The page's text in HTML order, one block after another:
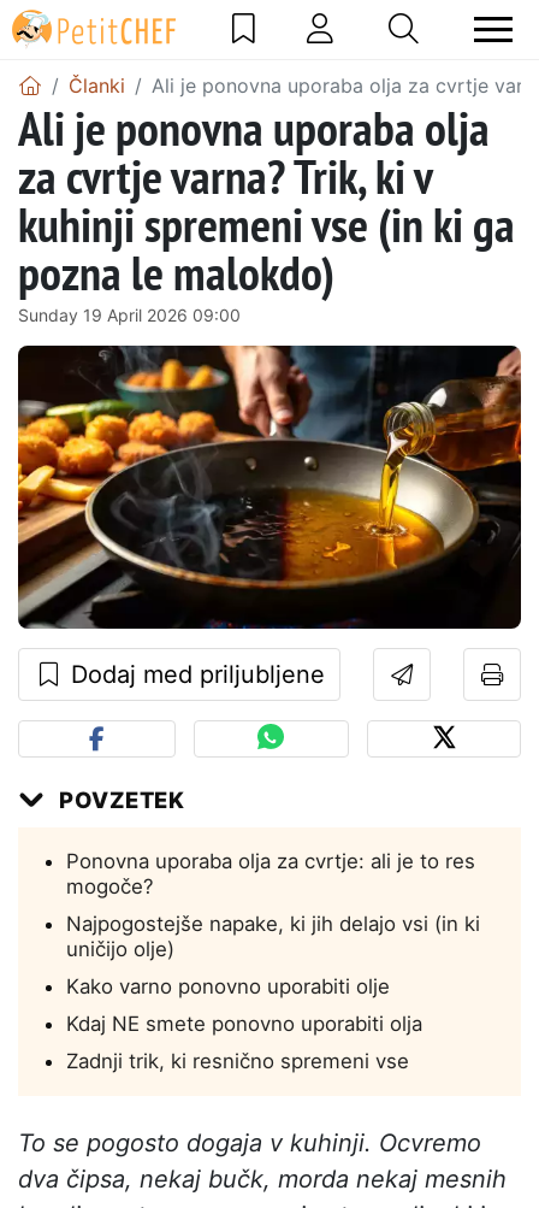
Članki Ali je ponovna uporaba olja za cvrtje
Ali je ponovna uporaba olja
za cvrtje varna? Trik, ki v
kuhinji spremeni vse (in ki ga
pozna le malokdo)
Sunday 19 April 2026 09:00
Dodaj med priljubljene
POVZETEK
Ponovna uporaba olja za cvrtje: ali je to res
mogoče?
Najpogostejše napake, ki jih delajo vsi (in ki
uničijo olje)
Kako varno ponovno uporabiti olje
Kdaj NE smete ponovno uporabiti olja
Zadnji trik, ki resnično spremeni vse
To se pogosto dogaja v kuhinji. Ocvremo
dva čipsa, nekaj bučk, morda nekaj mesnih